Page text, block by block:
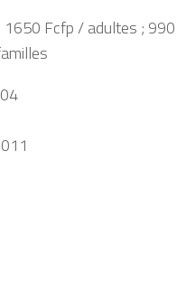
Fcfp / adultes ;